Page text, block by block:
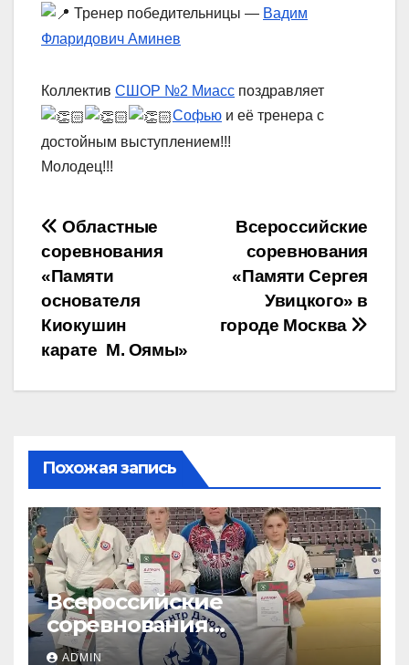
Тренер победительницы — Вадим
Фларидович Аминев
Коллектив СШОР №2 Миасс поздравляет
Софью и её тренера с
достойным выступлением!!!
Молодец!!!
Навигация
по
записям
Всероссийские
соревнования
«Памяти Сергея
Увицкого» в
городе Москва
Областные
соревнования
«Памяти
основателя
Киокушин
карате М. Оямы»
Похожая запись
Всероссийские
соревнования
«ЛОКОДЗЮДО»!
ADMIN